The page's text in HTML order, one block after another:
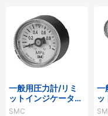
一般用圧力計/リミ
ットインジケータ付
G36・GA36
SMC
一
ッ